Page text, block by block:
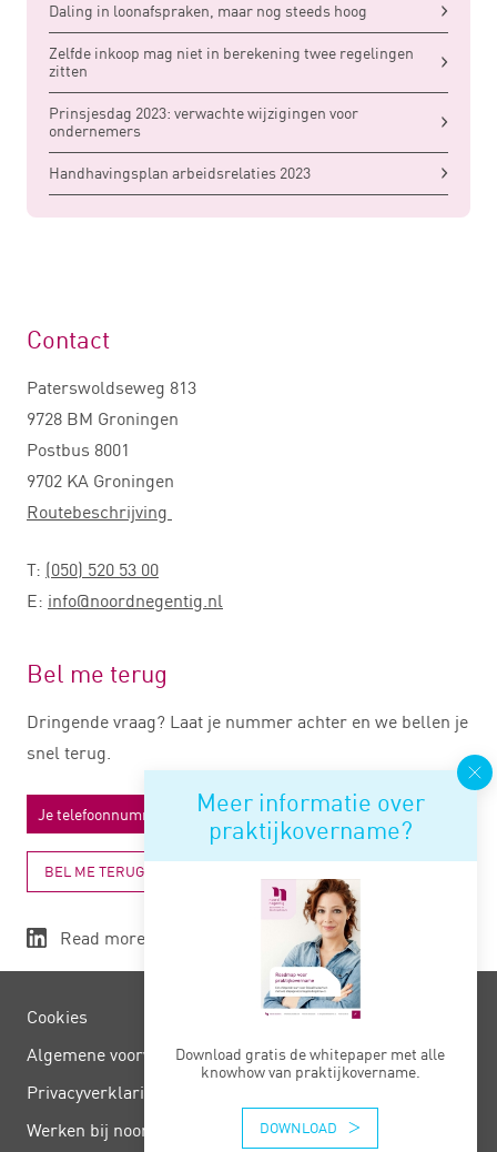
Daling in loonafspraken, maar nog steeds hoog
Zelfde inkoop mag niet in berekening twee regelingen
zitten
Prinsjesdag 2023: verwachte wijzigingen voor
ondernemers
Handhavingsplan arbeidsrelaties 2023
Meer informatie over
praktijkovername?
Download gratis de whitepaper met alle
knowhow van praktijkovername.
DOWNLOAD
Contact
Paterswoldseweg 813
9728 BM Groningen
Postbus 8001
9702 KA Groningen
Routebeschrijving
T: (050) 520 53 00
E: info@noordnegentig.nl
Bel me terug
Dringende vraag? Laat je nummer achter en we bellen je
snel terug.
BEL ME TERUG
Read more
Cookies
Algemene voorwaarden
Privacy­verklaring
Werken bij noord negentig